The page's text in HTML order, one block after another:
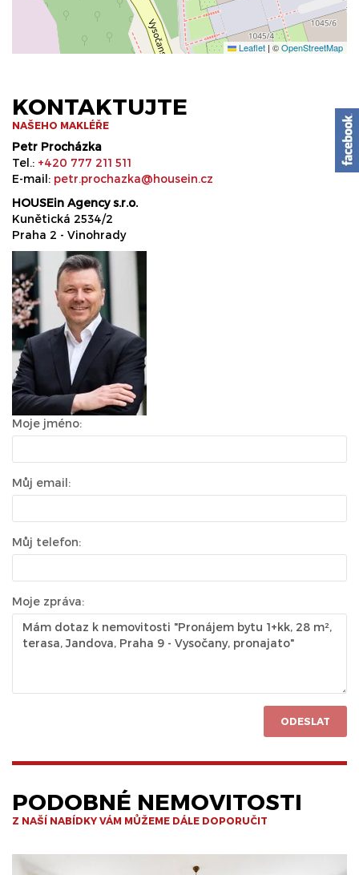
Leaflet | ©OpenStreetMap
KONTAKTUJTE
NAŠEHO MAKLÉŘE
Petr Procházka
Tel.: +420 777 211 511
E-mail: petr.prochazka@housein.cz
HOUSEin Agency s.r.o.
Kunětická 2534/2
Praha 2 - Vinohrady
Moje jméno:
Můj email:
Můj telefon:
Moje zpráva:
ODESLAT
PODOBNÉ NEMOVITOSTI
Z NAŠÍ NABÍDKY VÁM MŮŽEME DÁLE DOPORUČIT